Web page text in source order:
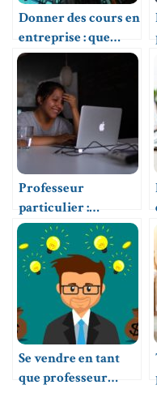
Donner des cours en
entreprise : que
faire ?
Professeur
particulier :
comment trouver
des élèves ?
Se vendre en tant
que professeur